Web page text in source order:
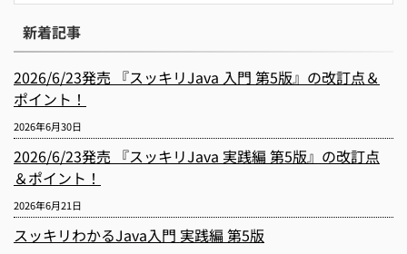
新着記事
2026/6/23発売 『スッキリJava 入門 第5版』の改訂点＆
ポイント！
2026年6月30日
2026/6/23発売 『スッキリJava 実践編 第5版』の改訂点
＆ポイント！
2026年6月21日
スッキリわかるJava入門 実践編 第5版